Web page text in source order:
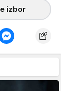
izbor